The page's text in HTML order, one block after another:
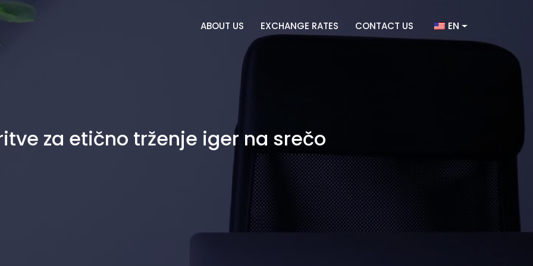
ABOUT US EXCHANGE RATES CONTACT US EN
za etično trženje iger na srečo